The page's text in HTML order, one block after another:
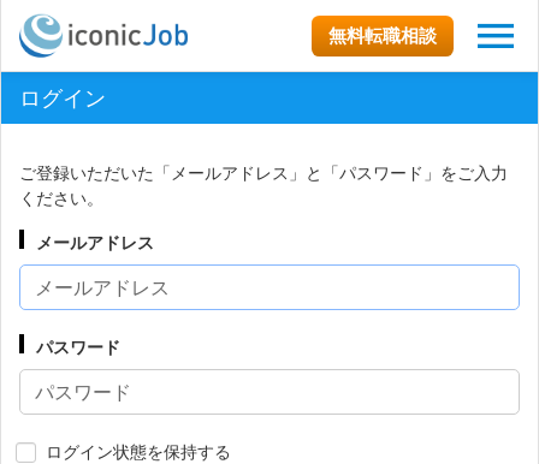
無料転職相談
ログイン
ご登録いただいた「メールアドレス」と「パスワード」をご入力
ください。
メールアドレス
パスワード
ログイン状態を保持する